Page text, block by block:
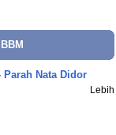
BBM
Parah Nata Didor
Lebih